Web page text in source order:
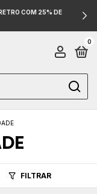
COM 25% DE
0
FILTRAR